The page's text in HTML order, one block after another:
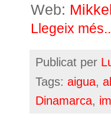
Web:
Llegeix
Publicat per
Tags: aigua,
Dinamarca,